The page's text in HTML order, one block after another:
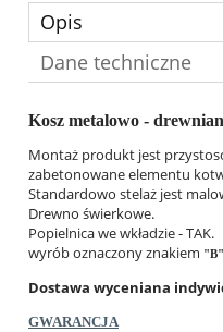
Opis
Dane techniczne
Kosz metalowo -
Montaż produkt jest
zabetonowane elementu
Standardowo stelaż jest
Drewno świerkowe.
Popielnica we wkładzie - TAK.
wyrób oznaczony znakiem "B"
Dostawa wyceniana
GWARANCJA